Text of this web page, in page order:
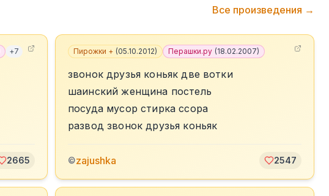
Все произведения →
+7
2665
Пирожки + (05.10.2012) Перашки.ру (18.02.2007)
звонок друзья коньяк две вотки
шаинский женщина постель
посуда мусор стирка ссора
развод звонок друзья коньяк
©zajushka 2547